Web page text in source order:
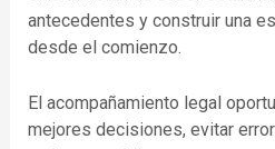
antecedentes y construir una
desde el comienzo.
El acompañamiento legal
mejores decisiones, evitar